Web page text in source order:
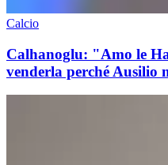
Calcio
Calhanoglu: "Amo le
venderla perché Ausilio